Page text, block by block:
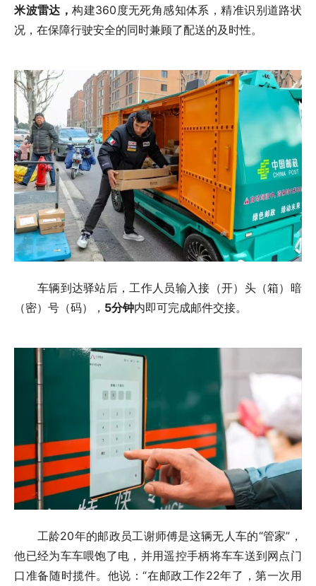
米波雷达，构建360度无死角感知体系，精准识别道路状
况，在保障行驶安全的同时兼顾了配送的及时性。
车辆到达驿站后，工作人员输入接（开）头（箱）暗
（密）号（码）， 5分钟内即可完成邮件交接。
工龄20年的邮政员工谢师傅是这辆无人车的“管家”，
他已经为车车喂饱了电，并用遥控手柄将车车送到网点门
口准备随时揽件。他说：“在邮政工作22年了，第一次用